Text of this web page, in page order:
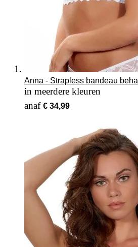
Anna - Strapless bandeau beha
in meerdere kleuren
Vanaf € 34,99